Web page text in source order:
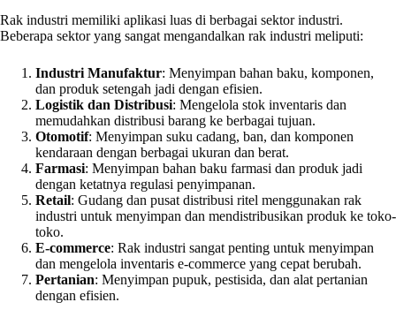
Rak industri memiliki aplikasi luas di berbagai sektor industri.
Beberapa sektor yang sangat mengandalkan rak industri meliputi:
Industri Manufaktur: Menyimpan bahan baku, komponen,
dan produk setengah jadi dengan efisien.
Logistik dan Distribusi: Mengelola stok inventaris dan
memudahkan distribusi barang ke berbagai tujuan.
Otomotif: Menyimpan suku cadang, ban, dan komponen
kendaraan dengan berbagai ukuran dan berat.
Farmasi: Menyimpan bahan baku farmasi dan produk jadi
dengan ketatnya regulasi penyimpanan.
Retail: Gudang dan pusat distribusi ritel menggunakan rak
industri untuk menyimpan dan mendistribusikan produk ke toko-
toko.
E-commerce: Rak industri sangat penting untuk menyimpan
dan mengelola inventaris e-commerce yang cepat berubah.
Pertanian: Menyimpan pupuk, pestisida, dan alat pertanian
dengan efisien.